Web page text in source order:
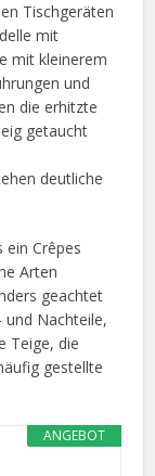
Tischgeräten
mit
mit kleinerem
und
die erhitzte
getaucht
deutliche
Crêpes
Arten
geachtet
und Nachteile,
Teige, die
gestellte
ANGEBOT